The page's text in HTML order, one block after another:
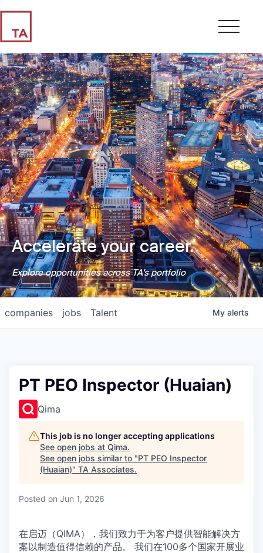
Accelerate your career.
Explore opportunities across TA's portfolio
jobs
companies Talent My alerts
PT PEO Inspector (Huaian)
Qima
This job is no longer accepting applications
See open jobs at Qima.
See open jobs similar to "PT PEO Inspector
(Huaian)" TA Associates.
Posted on Jun 1, 2026
在启迈（QIMA），我们致力于为客户提供智能解决方
案以制造值得信赖的产品。 我们在100多个国家开展业